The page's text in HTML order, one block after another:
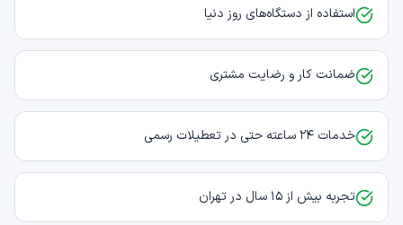
استفاده از دستگاه‌های روز دنیا
ضمانت کار و رضایت مشتری
خدمات ۲۴ ساعته حتی در تعطیلات رسمی
تجربه بیش از ۱۵ سال در تهران